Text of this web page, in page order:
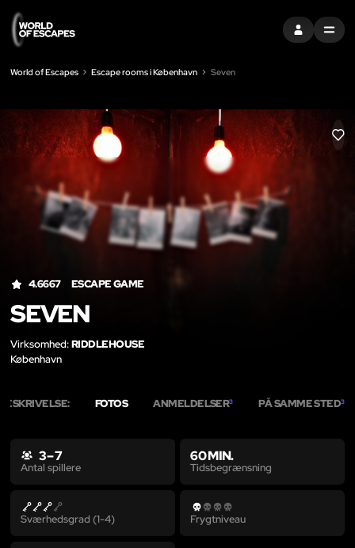
LOG INDMENU
World of Escapes Escape rooms i København Seven
LIKE
4.6667 ESCAPE GAME
SEVEN
Virksomhed:RIDDLEHOUSE
København
FOTOS ANMELDELSER3 PÅ SAMME STED3
3 – 7
Antal spillere
60 MIN.
Tidsbegrænsning
Sværhedsgrad (1-4) Frygtniveau